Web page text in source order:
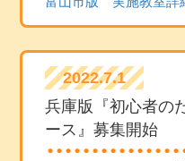
2022.7.1
兵庫版『初心者の
ース』募集開始